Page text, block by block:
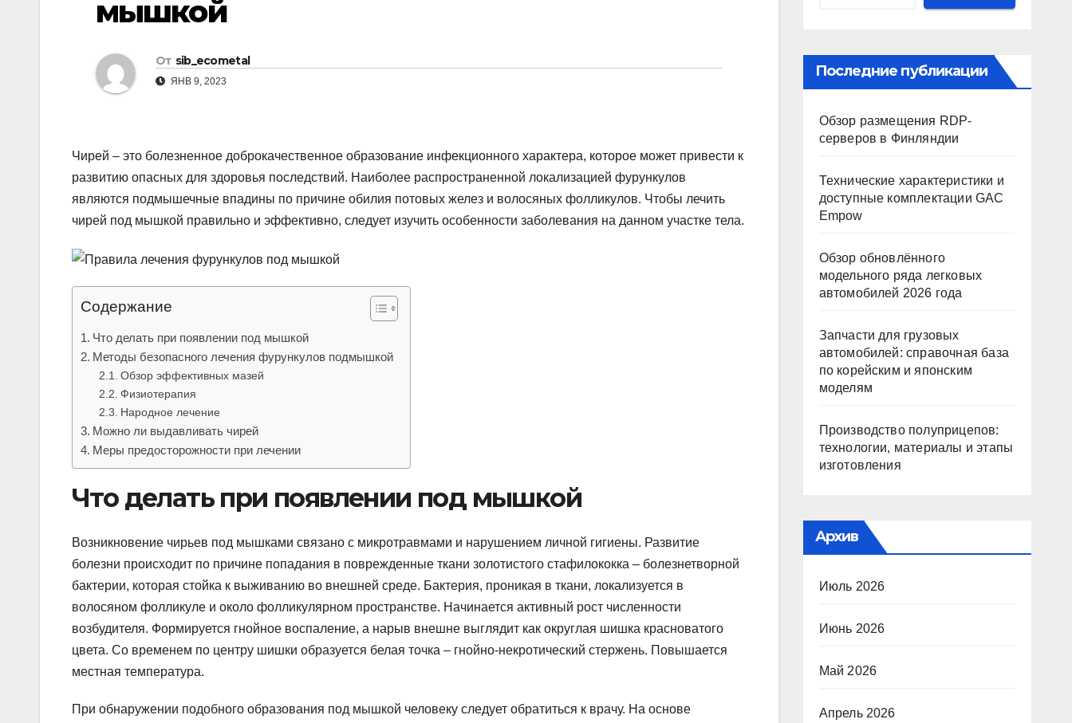
мышкой
От sib_ecometal
ЯНВ 9, 2023
Чирей – это болезненное доброкачественное образование инфекционного характера, которое может привести к
развитию опасных для здоровья последствий. Наиболее распространенной локализацией фурункулов
являются подмышечные впадины по причине обилия потовых желез и волосяных фолликулов. Чтобы лечить
чирей под мышкой правильно и эффективно, следует изучить особенности заболевания на данном участке тела.
Содержание
Что делать при появлении под мышкой
Методы безопасного лечения фурункулов подмышкой
Обзор эффективных мазей
Физиотерапия
Народное лечение
Можно ли выдавливать чирей
Меры предосторожности при лечении
Что делать при появлении под мышкой
Возникновение чирьев под мышками связано с микротравмами и нарушением личной гигиены. Развитие
болезни происходит по причине попадания в поврежденные ткани золотистого стафилококка – болезнетворной
бактерии, которая стойка к выживанию во внешней среде. Бактерия, проникая в ткани, локализуется в
волосяном фолликуле и около фолликулярном пространстве. Начинается активный рост численности
возбудителя. Формируется гнойное воспаление, а нарыв внешне выглядит как округлая шишка красноватого
цвета. Со временем по центру шишки образуется белая точка – гнойно-некротический стержень. Повышается
местная температура.
При обнаружении подобного образования под мышкой человеку следует обратиться к врачу. На основе
Последние публикации
Обзор размещения RDP-
серверов в Финляндии
Технические характеристики и
доступные комплектации GAC
Empow
Обзор обновлённого
модельного ряда легковых
автомобилей 2026 года
Запчасти для грузовых
автомобилей: справочная база
по корейским и японским
моделям
Производство полуприцепов:
технологии, материалы и этапы
изготовления
Архив
Июль 2026
Июнь 2026
Май 2026
Апрель 2026